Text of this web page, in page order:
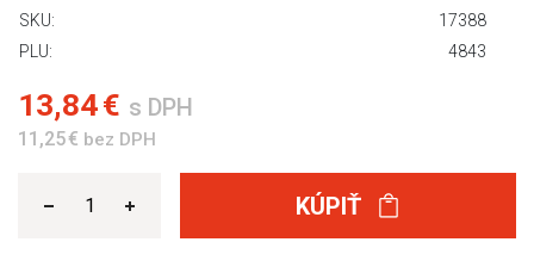
SKU:
17388
PLU:
4843
13,84 € s DPH
11,25 € bez DPH
KÚPIŤ